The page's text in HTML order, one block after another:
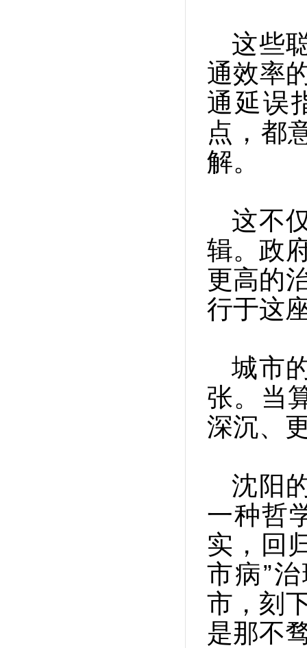
这些
通效率
通延误
点，都
解。
这不
辑。政
更高的
行于这
城市
张。当
深沉、
沈阳
一种哲
实，回
市病”
市，刻
是那不